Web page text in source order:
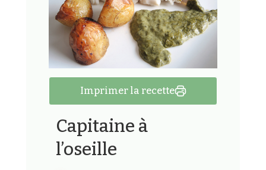
Imprimer la recette
Capitaine à
l’oseille